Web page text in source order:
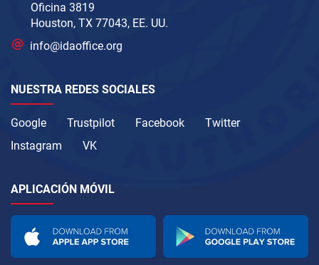
Oficina 3819
Houston, TX 77043, EE. UU.
info@idaoffice.org
NUESTRA REDES SOCIALES
Google Trustpilot Facebook
Twitter
Instagram
VK
APLICACIÓN MÓVIL